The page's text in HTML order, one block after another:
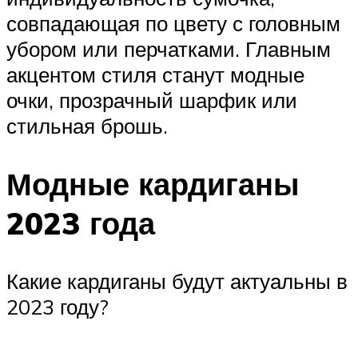
совпадающая по цвету с головным
убором или перчатками. Главным
акцентом стиля станут модные
очки, прозрачный шарфик или
стильная брошь.
Модные кардиганы
2023 года
Какие кардиганы будут актуальны в
2023 году?